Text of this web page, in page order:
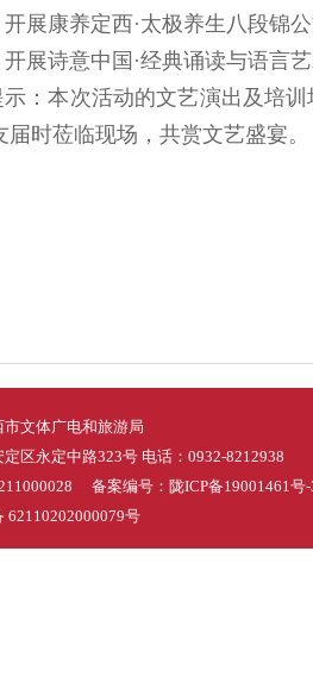
开展康养定西·太极养生八段锦
开展诗意中国·经典诵读与语言
示：本次活动的文艺演出及培
届时莅临现场，共赏文艺盛宴。
文体广电和旅游局
区永定中路323号 电话：0932-8212938
备案编号： 陇ICP备19001461号
62110202000079号